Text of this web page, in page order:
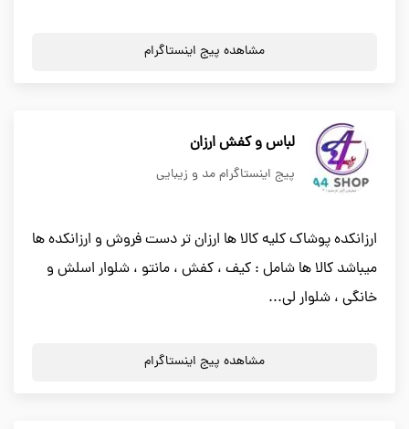
مشاهده پیج اینستاگرام
لباس و کفش ارزان
پیج اینستاگرام مد و زیبایی
ارزانکده پوشاک کلیه کالا ها ارزان تر دست فروش و ارزانکده ها
میباشد کالا ها شامل : کیف ، کفش ، مانتو ، شلوار اسلش و
خانگی ، شلوار لی...
مشاهده پیج اینستاگرام